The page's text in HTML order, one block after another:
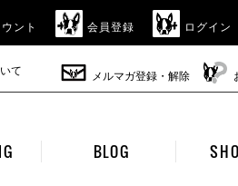
ント 会員登録 ログイン
て メルマガ登録・解除
BLOG